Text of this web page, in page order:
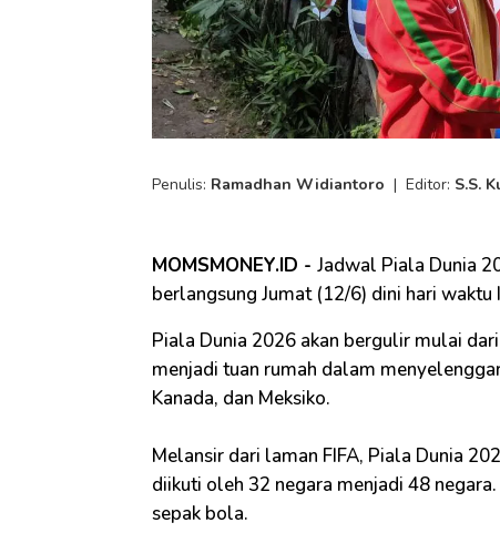
Penulis: Ramadhan Widiantoro | Editor: S.S.
MOMSMONEY.ID - Jadwal Piala Dunia
berlangsung Jumat (12/6) dini hari waktu
Piala Dunia 2026 akan bergulir mulai
menjadi tuan rumah dalam
Kanada, dan Meksiko.
Melansir dari laman FIFA, Piala Dunia
diikuti oleh 32 negara menjadi 48
sepak bola.